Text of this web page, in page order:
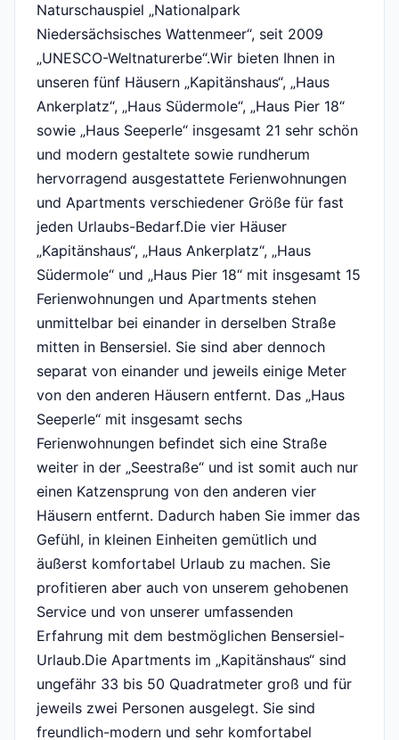
Naturschauspiel „Nationalpark
Niedersächsisches Wattenmeer“, seit 2009
„UNESCO-Weltnaturerbe“.Wir bieten Ihnen in
unseren fünf Häusern „Kapitänshaus“, „Haus
Ankerplatz“, „Haus Südermole“, „Haus Pier 18“
sowie „Haus Seeperle“ insgesamt 21 sehr schön
und modern gestaltete sowie rundherum
hervorragend ausgestattete Ferienwohnungen
und Apartments verschiedener Größe für fast
jeden Urlaubs-Bedarf.Die vier Häuser
„Kapitänshaus“, „Haus Ankerplatz“, „Haus
Südermole“ und „Haus Pier 18“ mit insgesamt 15
Ferienwohnungen und Apartments stehen
unmittelbar bei einander in derselben Straße
mitten in Bensersiel. Sie sind aber dennoch
separat von einander und jeweils einige Meter
von den anderen Häusern entfernt. Das „Haus
Seeperle“ mit insgesamt sechs
Ferienwohnungen befindet sich eine Straße
weiter in der „Seestraße“ und ist somit auch nur
einen Katzensprung von den anderen vier
Häusern entfernt. Dadurch haben Sie immer das
Gefühl, in kleinen Einheiten gemütlich und
äußerst komfortabel Urlaub zu machen. Sie
profitieren aber auch von unserem gehobenen
Service und von unserer umfassenden
Erfahrung mit dem bestmöglichen Bensersiel-
Urlaub.Die Apartments im „Kapitänshaus“ sind
ungefähr 33 bis 50 Quadratmeter groß und für
jeweils zwei Personen ausgelegt. Sie sind
freundlich-modern und sehr komfortabel